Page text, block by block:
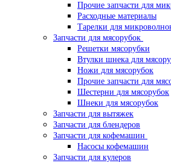
Прочие запчасти для
Расходные материалы
Тарелки для
Запчасти для мясорубок
Решетки мясорубки
Втулки шнека для
Ножи для мясорубок
Прочие запчасти для
Шестерни для мясорубок
Шнеки для мясорубок
Запчасти для вытяжек
Запчасти для блендеров
Запчасти для кофемашин
Насосы кофемашин
Запчасти для кулеров